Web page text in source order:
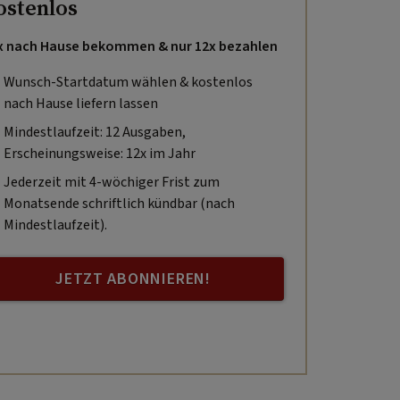
nach Hause bekommen & nur 12x bezahlen
Wunsch-Startdatum wählen & kostenlos
nach Hause liefern lassen
Mindestlaufzeit: 12 Ausgaben,
Erscheinungsweise: 12x im Jahr
Jederzeit mit 4-wöchiger Frist zum
Monatsende schriftlich kündbar (nach
Mindestlaufzeit).
JETZT ABONNIEREN!